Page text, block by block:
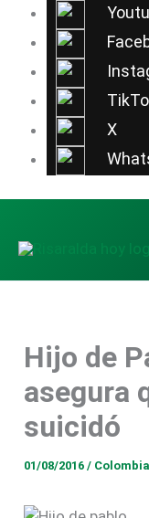
X
contenido
Hijo de
asegura
suicidó
01/08/2016/ Colombia